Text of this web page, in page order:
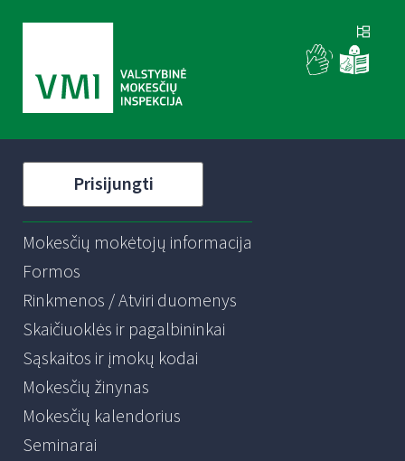
Prisijungti
Mokesčių mokėtojų informacija
Formos
Rinkmenos / Atviri duomenys
Skaičiuoklės ir pagalbininkai
Sąskaitos ir įmokų kodai
Mokesčių žinynas
Mokesčių kalendorius
Seminarai